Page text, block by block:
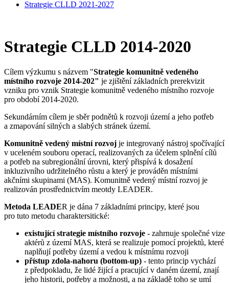
Strategie CLLD 2021-2027
Strategie CLLD 2014-2020
Cílem výzkumu s názvem "Strategie komunitně vedeného
místního rozvoje 2014-202" je zjištění základních prerekvizit
vzniku pro vznik Strategie komunitně vedeného místního rozvoje
pro období 2014-2020.
Sekundárním cílem je sběr podnětů k rozvoji území a jeho potřeb
a zmapování silných a slabých stránek území.
Komunitně vedený místní rozvoj je integrovaný nástroj spočívající
v uceleném souboru operací, realizovaných za účelem splnění cílů
a potřeb na subregionální úrovni, který přispívá k dosažení
inkluzivního udržitelného růstu a který je prováděn místními
akčními skupinami (MAS). Komunitně vedený místní rozvoj je
realizován prostřednictvím meotdy LEADER.
Metoda LEADER je dána 7 základními principy, které jsou
pro tuto metodu charaktersitické:
existující strategie místního rozvoje - zahrnuje společné vize
aktérů z území MAS, která se realizuje pomocí projektů, které
naplňují potřeby území a vedou k místnímu rozvoji
přístup zdola-nahoru (bottom-up) - tento princip vychází
z předpokladu, že lidé žijící a pracující v daném území, znají
jeho historii, potřeby a možnosti, a na základě toho se umí